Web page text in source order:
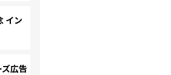
イン
ズ広告